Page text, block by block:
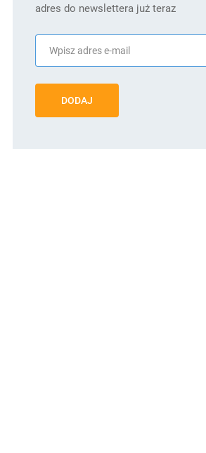
adres do newslettera już teraz
DODAJ